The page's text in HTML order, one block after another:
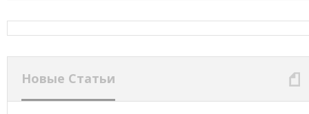
Новые Статьи